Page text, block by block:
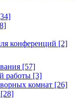
конференций [2]
[57]
работы [3]
комнат [26]
[28]